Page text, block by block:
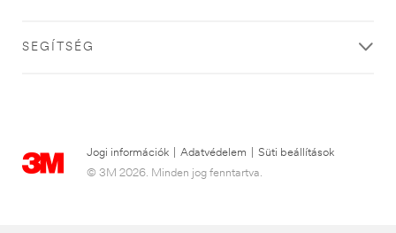
SEGÍTSÉG
Jogi információk Adatvédelem
Süti beállítások
© 3M 2026. Minden jog fenntartva.